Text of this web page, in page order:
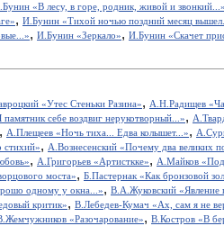
«В лесу, в горе, родник, живой и звонкий...»
, И.Бунин «Тихой ночью поздний месяц
, И.Бунин «Зеркало», И.Бунин «Скачет
«Утес Cтеньки Разина», А.Н.Радищев
себе воздвиг нерукотворный...»,
, А.Плещеев «Ночь тиха... Едва колышет...»,
стихий», А.Вознесенский «Почему два великих
, А.Григорьев «Артисткке», А.Майков
моста», Б.Пастернак «Как бронзовой
одному у окна...», В.А.Жуковский «Явление
критик», В.Лебедев-Кумач «Ах, сам я не
«Разочарование», В.Костров «В